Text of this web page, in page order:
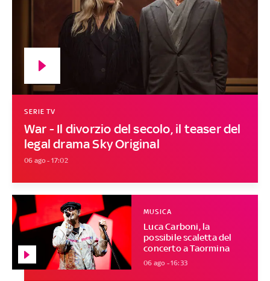
War - Il divorzio del secolo, il teaser del
legal drama Sky Original
SERIE TV
06 ago - 17:02
Luca Carboni, la
possibile scaletta del
concerto a Taormina
MUSICA
06 ago - 16:33